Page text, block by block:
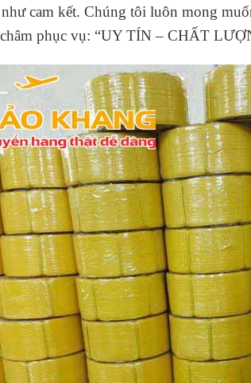
cam kết. Chúng tôi luôn mong
phục vụ: “UY TÍN – CHẤT